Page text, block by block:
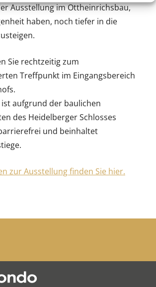
Ausstellung im Ottheinrichsbau,
haben, noch tiefer in die
Sie rechtzeitig zum
Treffpunkt im Eingangsbereich
aufgrund der baulichen
des Heidelberger Schlosses
und beinhaltet
zur Ausstellung finden Sie hier.